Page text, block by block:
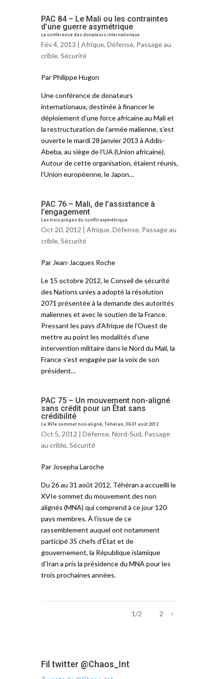
PAC 84 – Le Mali ou les contraintes
d’une guerre asymétrique
La conférence des donateurs internationaux
Fév 4, 2013 | Afrique, Défense, Passage au
crible, Sécurité
Par Philippe Hugon
Une conférence de donateurs
internationaux, destinée à financer le
déploiement d’une force africaine au Mali et
la restructuration de l’armée malienne, s’est
ouverte le mardi 28 janvier 2013 à Addis-
Abeba, au siège de l’UA (Union africaine).
Autour de cette organisation, étaient réunis,
l’Union européenne, le Japon…
PAC 76 – Mali, de l’assistance à
l’engagement
Les trois pièges du conflit asymétrique
Oct 20, 2012 | Afrique, Défense, Passage au
crible, Sécurité
Par Jean-Jacques Roche
Le 15 octobre 2012, le Conseil de sécurité
des Nations unies a adopté la résolution
2071 présentée à la demande des autorités
maliennes et avec le soutien de la France.
Pressant les pays d’Afrique de l’Ouest de
mettre au point les modalités d’une
intervention militaire dans le Nord du Mali, la
France s’est engagée par la voix de son
président…
PAC 75 – Un mouvement non-aligné
sans crédit pour un État sans
crédibilité
Le XVIe sommet non-aligné, Téhéran, 30-31 août 2012
Oct 5, 2012 | Défense, Nord-Sud, Passage
au crible, Sécurité
Par Josepha Laroche
Du 26 au 31 août 2012, Téhéran a accueilli le
XVIe sommet du mouvement des non
alignés (MNA) qui comprend à ce jour 120
pays membres. À l’issue de ce
rassemblement auquel ont notamment
participé 35 chefs d’État et de
gouvernement, la République islamique
d’Iran a pris la présidence du MNA pour les
trois prochaines années.
1/2 2 >
Fil twitter @Chaos_Int